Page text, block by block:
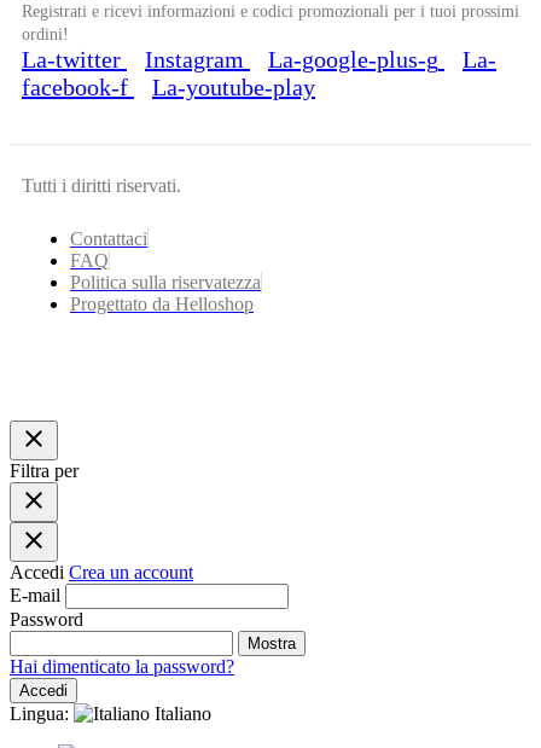
Registrati e ricevi informazioni e codici promozionali per i tuoi prossimi
ordini!
La-twitter Instagram La-google-plus-g
La-
facebook-f
La-youtube-play
Tutti i diritti riservati.
Contattaci
FAQ
Politica sulla riservatezza
Progettato da Helloshop
close
Filtra per
close
close
Accedi Crea un account
E-mail
Password
Mostra
Hai dimenticato la password?
Accedi
Lingua:
Italiano